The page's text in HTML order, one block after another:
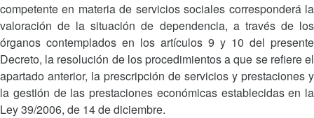
competente en materia de servicios sociales corresponderá la
valoración de la situación de dependencia, a través de los
órganos contemplados en los artículos 9 y 10 del presente
Decreto, la resolución de los procedimientos a que se refiere el
apartado anterior, la prescripción de servicios y prestaciones y
la gestión de las prestaciones económicas establecidas en la
Ley 39/2006, de 14 de diciembre.